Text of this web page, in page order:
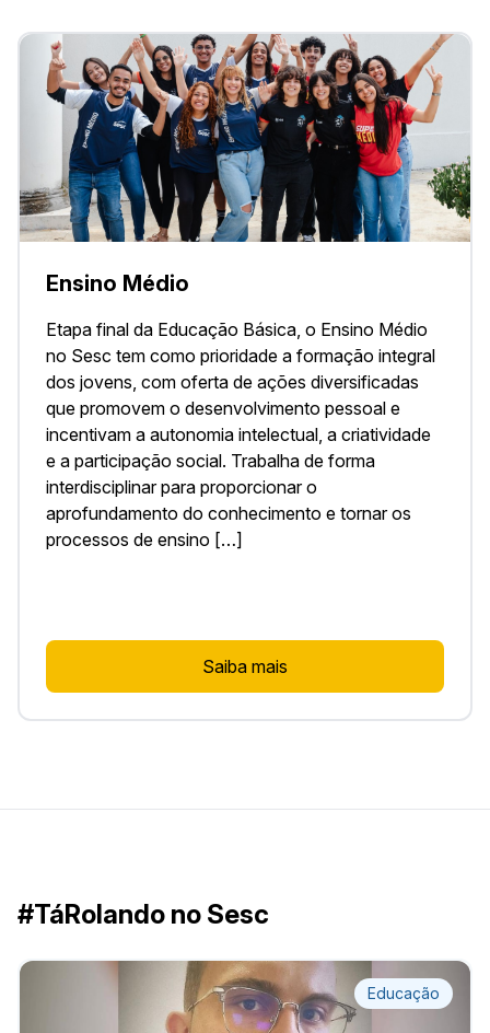
Ensino Médio
Etapa final da Educação Básica, o Ensino Médio
no Sesc tem como prioridade a formação integral
dos jovens, com oferta de ações diversificadas
que promovem o desenvolvimento pessoal e
incentivam a autonomia intelectual, a criatividade
e a participação social. Trabalha de forma
interdisciplinar para proporcionar o
aprofundamento do conhecimento e tornar os
processos de ensino […]
Saiba mais
#TáRolando no Sesc
Educação